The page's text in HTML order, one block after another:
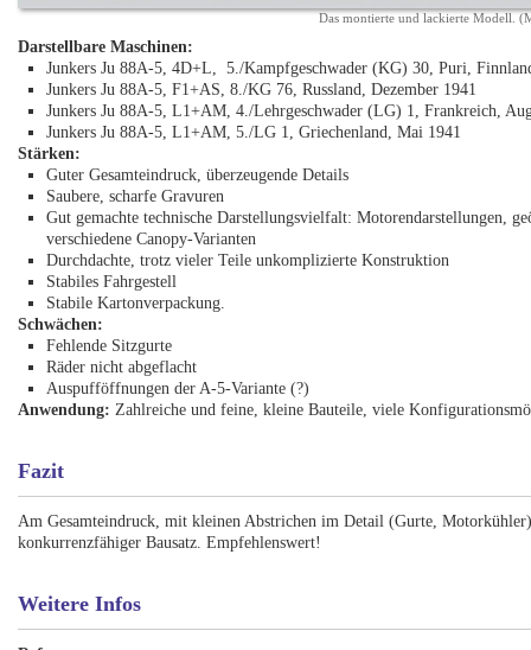
Das montierte und lackierte Modell.
Darstellbare Maschinen:
Junkers Ju 88A-5, 4D+L, 5./Kampfgeschwader (KG) 30, Puri,
Junkers Ju 88A-5, F1+AS, 8./KG 76, Russland, Dezember 1941
Junkers Ju 88A-5, L1+AM, 4./Lehrgeschwader (LG) 1, Frankreich,
Junkers Ju 88A-5, L1+AM, 5./LG 1, Griechenland, Mai 1941
Stärken:
Guter Gesamteindruck, überzeugende Details
Saubere, scharfe Gravuren
Gut gemachte technische Darstellungsvielfalt: Motorendarstellungen,
verschiedene Canopy-Varianten
Durchdachte, trotz vieler Teile unkomplizierte Konstruktion
Stabiles Fahrgestell
Stabile Kartonverpackung.
Schwächen:
Fehlende Sitzgurte
Räder nicht abgeflacht
Auspufföffnungen der A-5-Variante (?)
Anwendung:Zahlreiche und feine, kleine Bauteile, viele
Fazit
Am Gesamteindruck, mit kleinen Abstrichen im Detail (Gurte,
konkurrenzfähiger Bausatz. Empfehlenswert!
Weitere Infos